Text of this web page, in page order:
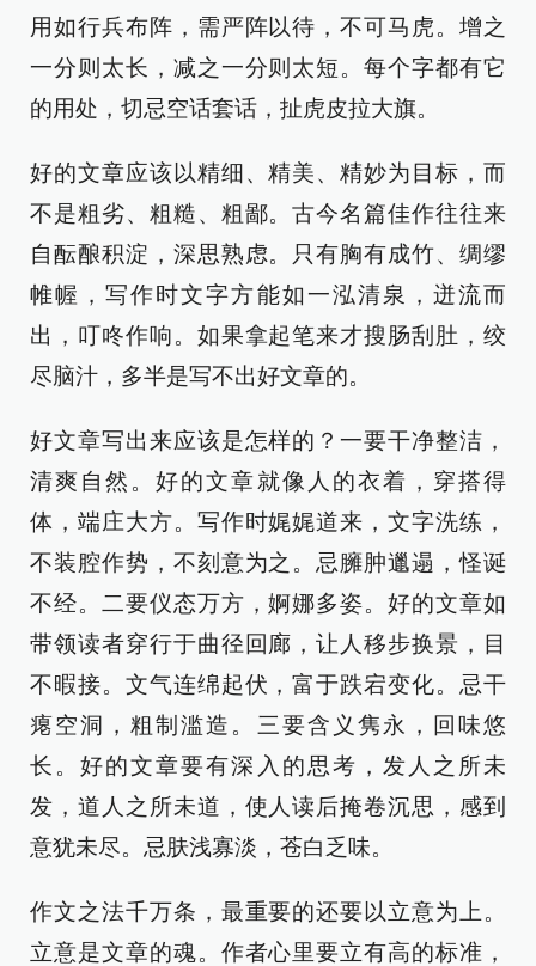
用如行兵布阵，需严阵以待，不可马虎。增之
一分则太长，减之一分则太短。每个字都有它
的用处，切忌空话套话，扯虎皮拉大旗。
好的文章应该以精细、精美、精妙为目标，而
不是粗劣、粗糙、粗鄙。古今名篇佳作往往来
自酝酿积淀，深思熟虑。只有胸有成竹、绸缪
帷幄，写作时文字方能如一泓清泉，迸流而
出，叮咚作响。如果拿起笔来才搜肠刮肚，绞
尽脑汁，多半是写不出好文章的。
好文章写出来应该是怎样的？一要干净整洁，
清爽自然。好的文章就像人的衣着，穿搭得
体，端庄大方。写作时娓娓道来，文字洗练，
不装腔作势，不刻意为之。忌臃肿邋遢，怪诞
不经。二要仪态万方，婀娜多姿。好的文章如
带领读者穿行于曲径回廊，让人移步换景，目
不暇接。文气连绵起伏，富于跌宕变化。忌干
瘪空洞，粗制滥造。三要含义隽永，回味悠
长。好的文章要有深入的思考，发人之所未
发，道人之所未道，使人读后掩卷沉思，感到
意犹未尽。忌肤浅寡淡，苍白乏味。
作文之法千万条，最重要的还要以立意为上。
立意是文章的魂。作者心里要立有高的标准，